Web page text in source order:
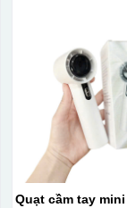
Quạt cầm tay mini